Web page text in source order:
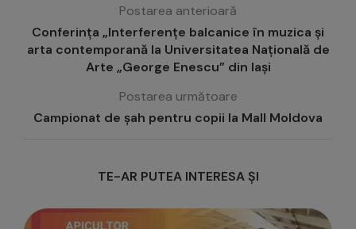
Postarea anterioară
Conferința „Interferențe balcanice în muzica și
arta contemporană la Universitatea Națională de
Arte „George Enescu” din Iași
Postarea următoare
Campionat de șah pentru copii la Mall Moldova
TE-AR PUTEA INTERESA ȘI